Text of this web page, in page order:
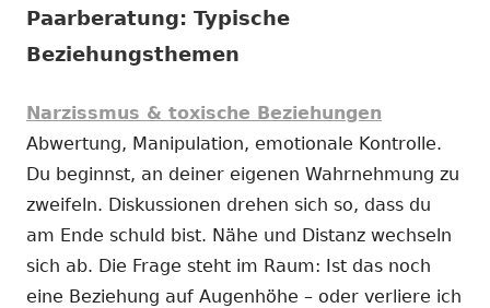
Paarberatung: Typische
Beziehungsthemen
Narzissmus & toxische Beziehungen
Abwertung, Manipulation, emotionale Kontrolle.
Du beginnst, an deiner eigenen Wahrnehmung zu
zweifeln. Diskussionen drehen sich so, dass du
am Ende schuld bist. Nähe und Distanz wechseln
sich ab. Die Frage steht im Raum: Ist das noch
eine Beziehung auf Augenhöhe – oder verliere ich